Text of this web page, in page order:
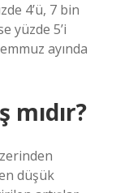
4’ü, 7 bin
yüzde 5’i
ayında
düşük